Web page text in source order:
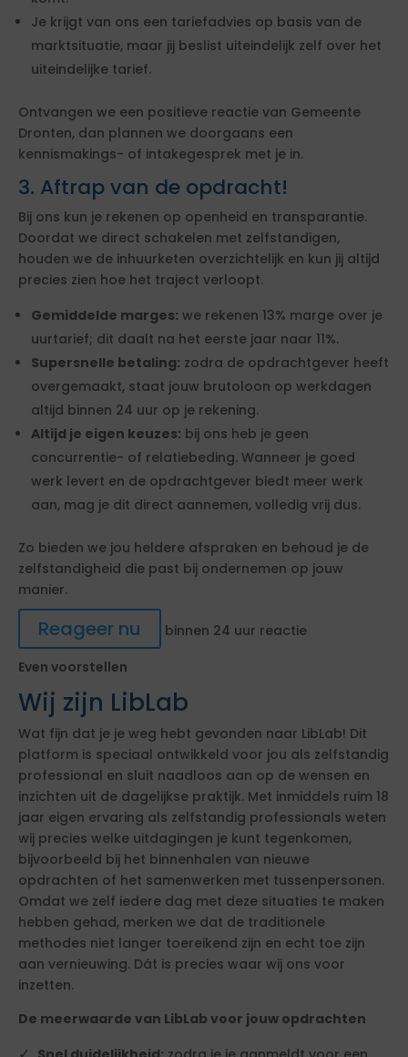
Je krijgt van ons een tariefadvies op basis van de
marktsituatie, maar jij beslist uiteindelijk zelf over het
uiteindelijke tarief.
Ontvangen we een positieve reactie van Gemeente
Dronten, dan plannen we doorgaans een
kennismakings- of intakegesprek met je in.
3. Aftrap van de opdracht!
Bij ons kun je rekenen op openheid en transparantie.
Doordat we direct schakelen met zelfstandigen,
houden we de inhuurketen overzichtelijk en kun jij altijd
precies zien hoe het traject verloopt.
Gemiddelde marges: we rekenen 13% marge over je
uurtarief; dit daalt na het eerste jaar naar 11%.
Supersnelle betaling: zodra de opdrachtgever heeft
overgemaakt, staat jouw brutoloon op werkdagen
altijd binnen 24 uur op je rekening.
Altijd je eigen keuzes: bij ons heb je geen
concurrentie- of relatiebeding. Wanneer je goed
werk levert en de opdrachtgever biedt meer werk
aan, mag je dit direct aannemen, volledig vrij dus.
Zo bieden we jou heldere afspraken en behoud je de
zelfstandigheid die past bij ondernemen op jouw
manier.
Reageer nu
binnen 24 uur reactie
Even voorstellen
Wij zijn LibLab
Wat fijn dat je je weg hebt gevonden naar LibLab! Dit
platform is speciaal ontwikkeld voor jou als zelfstandig
professional en sluit naadloos aan op de wensen en
inzichten uit de dagelijkse praktijk. Met inmiddels ruim 18
jaar eigen ervaring als zelfstandig professionals weten
wij precies welke uitdagingen je kunt tegenkomen,
bijvoorbeeld bij het binnenhalen van nieuwe
opdrachten of het samenwerken met tussenpersonen.
Omdat we zelf iedere dag met deze situaties te maken
hebben gehad, merken we dat de traditionele
methodes niet langer toereikend zijn en echt toe zijn
aan vernieuwing. Dát is precies waar wij ons voor
inzetten.
De meerwaarde van LibLab voor jouw opdrachten